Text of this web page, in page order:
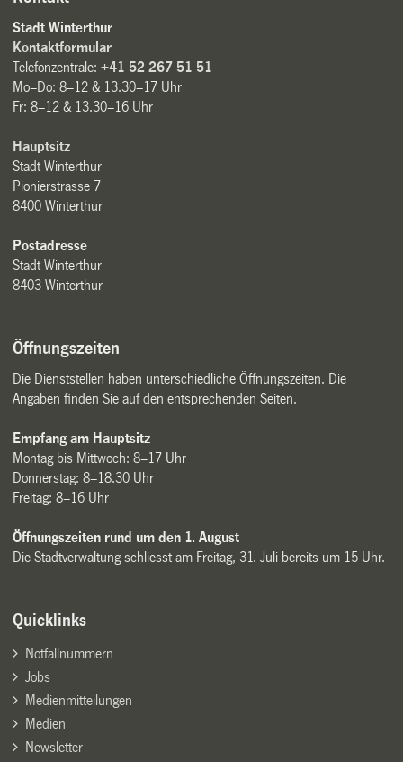
Stadt Winterthur
Kontaktformular
Telefonzentrale:+41 52 267 51 51
Mo–Do: 8–12 & 13.30–17 Uhr
Fr: 8–12 & 13.30–16 Uhr
Hauptsitz
Stadt Winterthur
Pionierstrasse 7
8400 Winterthur
Postadresse
Stadt Winterthur
8403 Winterthur
Öffnungszeiten
Die Dienststellen haben unterschiedliche Öffnungszeiten. Die
Angaben finden Sie auf den entsprechenden Seiten.
Empfang am Hauptsitz
Montag bis Mittwoch: 8–17 Uhr
Donnerstag: 8–18.30 Uhr
Freitag: 8–16 Uhr
Öffnungszeiten rund um den 1. August
Die Stadtverwaltung schliesst am Freitag, 31. Juli bereits um 15 Uhr.
Quicklinks
Notfallnummern
Jobs
Medienmitteilungen
Medien
Newsletter